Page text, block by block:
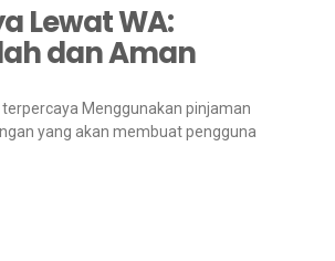
Lewat WA:
dan Aman
pinjaman
yang akan membuat pengguna